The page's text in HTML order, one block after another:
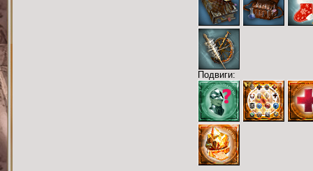
Подвиги: